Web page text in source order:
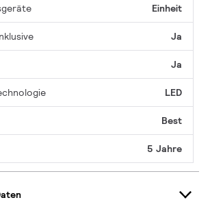
Einheit
Ja
Ja
LED
Best
5 Jahre